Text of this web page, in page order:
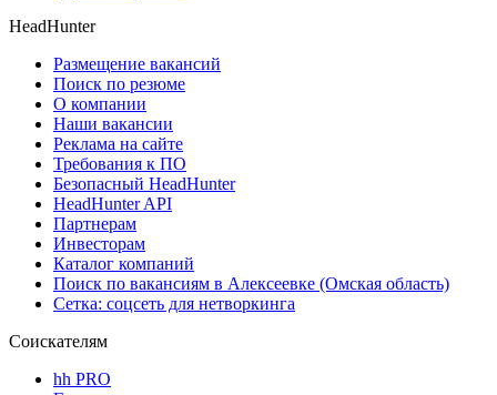
HeadHunter
Размещение вакансий
Поиск по резюме
О компании
Наши вакансии
Реклама на сайте
Требования к ПО
Безопасный HeadHunter
HeadHunter API
Партнерам
Инвесторам
Каталог компаний
Поиск по вакансиям в Алексеевке (Омская область)
Сетка: соцсеть для нетворкинга
Соискателям
hh PRO